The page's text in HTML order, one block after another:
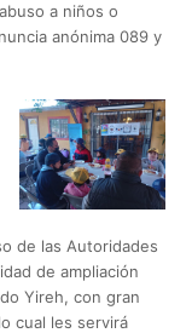
a niños o
anónima 089 y
de las Autoridades
de ampliación
Yireh, con gran
cual les servirá